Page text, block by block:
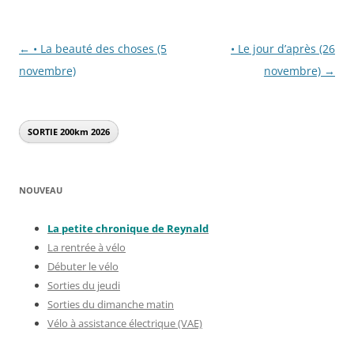
Navigation
des
← • La beauté des choses (5
novembre)
• Le jour d’après (26
novembre) →
SORTIE 200km 2026
NOUVEAU
La petite chronique de Reynald
La rentrée à vélo
Débuter le vélo
Sorties du jeudi
Sorties du dimanche matin
Vélo à assistance électrique (VAE)